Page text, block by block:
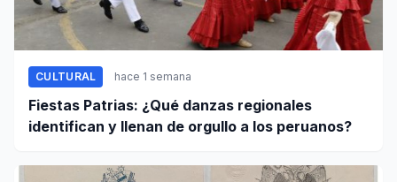
CULTURAL hace 1 semana
Fiestas Patrias: ¿Qué danzas regionales
identifican y llenan de orgullo a los peruanos?